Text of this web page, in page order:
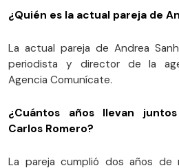
¿Quién es la actual pareja de
La actual pareja de Andrea
periodista y director de la
Agencia Comunícate.
¿Cuántos años llevan
Carlos Romero?
La pareja cumplió dos años de